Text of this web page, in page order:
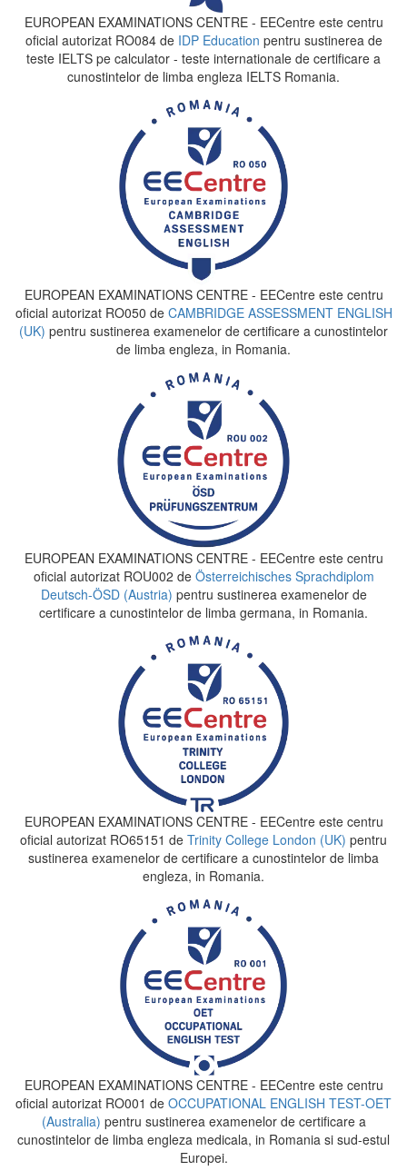
EUROPEAN EXAMINATIONS CENTRE - EECentre este centru
oficial autorizat RO084 de IDP Education pentru sustinerea de
teste IELTS pe calculator - teste internationale de certificare a
cunostintelor de limba engleza IELTS Romania.
EUROPEAN EXAMINATIONS CENTRE - EECentre este centru
oficial autorizat RO050 de CAMBRIDGE ASSESSMENT ENGLISH
(UK) pentru sustinerea examenelor de certificare a cunostintelor
de limba engleza, in Romania.
EUROPEAN EXAMINATIONS CENTRE - EECentre este centru
oficial autorizat ROU002 deÖsterreichisches Sprachdiplom
Deutsch-ÖSD (Austria) pentru sustinerea examenelor de
certificare a cunostintelor de limba germana, in Romania.
EUROPEAN EXAMINATIONS CENTRE - EECentre este centru
oficial autorizat RO65151 de Trinity College London (UK) pentru
sustinerea examenelor de certificare a cunostintelor de limba
engleza, in Romania.
EUROPEAN EXAMINATIONS CENTRE - EECentre este centru
oficial autorizat RO001 de OCCUPATIONAL ENGLISH TEST-OET
(Australia) pentru sustinerea examenelor de certificare a
cunostintelor de limba engleza medicala, in Romania si sud-estul
Europei.